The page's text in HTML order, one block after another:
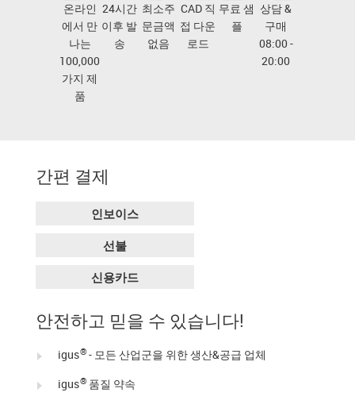
온라인
에서 만
나는
100,000
가지 제
품
24시간
이후 발
송
최소주
문금액
없음
CAD 직
접 다운
로드
무료 샘
플
상담 &
구매
08:00 -
20:00
간편 결제
인보이스
선불
신용카드
안전하고 믿을 수 있습니다!
igus® - 모든 산업군을 위한 생산&공급 업체
igus® 품질 약속